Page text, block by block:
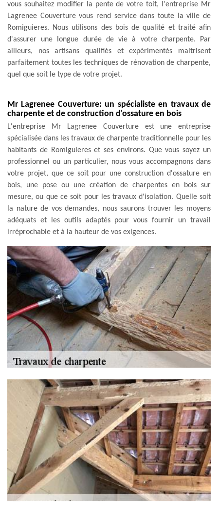
vous souhaitez modifier la pente de votre toit, l'entreprise Mr
Lagrenee Couverture vous rend service dans toute la ville de
Romiguieres. Nous utilisons des bois de qualité et traité afin
d'assurer une longue durée de vie à votre charpente. Par
ailleurs, nos artisans qualifiés et expérimentés maitrisent
parfaitement toutes les techniques de rénovation de charpente,
quel que soit le type de votre projet.
Mr Lagrenee Couverture: un spécialiste en travaux de
charpente et de construction d'ossature en bois
L'entreprise Mr Lagrenee Couverture est une entreprise
spécialisée dans les travaux de charpente traditionnelle pour les
habitants de Romiguieres et ses environs. Que vous soyez un
professionnel ou un particulier, nous vous accompagnons dans
votre projet, que ce soit pour une construction d'ossature en
bois, une pose ou une création de charpentes en bois sur
mesure, ou que ce soit pour les travaux d'isolation. Quelle soit
la nature de vos demandes, nous saurons trouver les moyens
adéquats et les outils adaptés pour vous fournir un travail
irréprochable et à la hauteur de vos exigences.